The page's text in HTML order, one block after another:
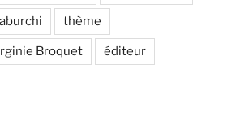
thème
Broquet éditeur